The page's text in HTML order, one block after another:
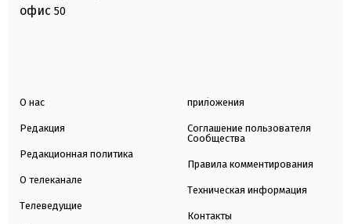
офис 50
О нас
Редакция
Редакционная политика
О телеканале
Телеведущие
приложения
Соглашение пользователя
Сообщества
Правила комментирования
Техническая информация
Контакты